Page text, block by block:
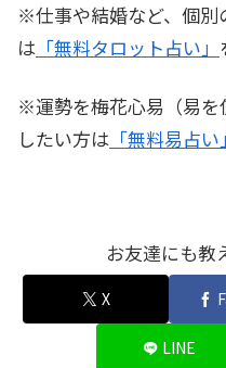
※仕事や結婚など、個別
は 「無料タロット占い」
※運勢を梅花心易（易を
したい方は 「無料易占い」
お友達にも教
X
LINE